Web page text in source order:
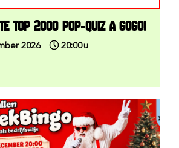
TOP 2000 POP-QUIZ A GOGO!
2026 20:00u